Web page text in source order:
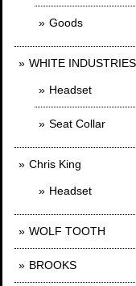
Goods
WHITE INDUSTRIES
Headset
Seat Collar
Chris King
Headset
WOLF TOOTH
BROOKS